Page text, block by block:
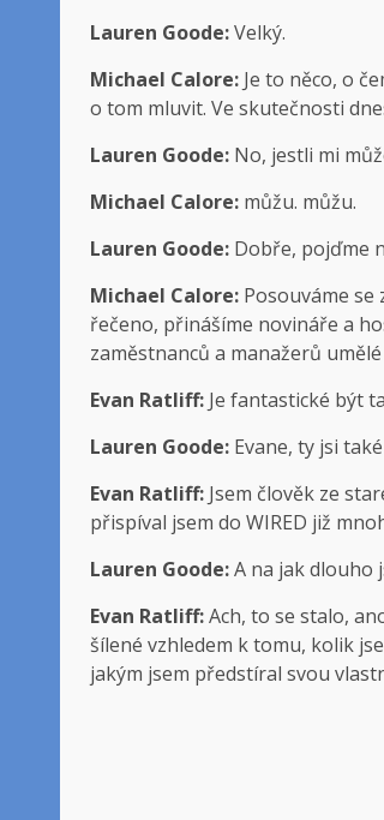
Lauren Goode:Velký.
Michael Calore: Je to něco, o
o tom mluvit. Ve skutečnosti
Lauren Goode: No, jestli mi
Michael Calore: můžu. můžu.
Lauren Goode: Dobře, pojďme
Michael Calore: Posouváme se
řečeno, přinášíme novináře a
zaměstnanců a manažerů
Evan Ratliff: Je fantastické být
Lauren Goode: Evane, ty jsi
Evan Ratliff: Jsem člověk ze
přispíval jsem do WIRED již
Lauren Goode:A na jak dlouho
Evan Ratliff:Ach, to se stalo,
šílené vzhledem k tomu, kolik
jakým jsem předstíral svou